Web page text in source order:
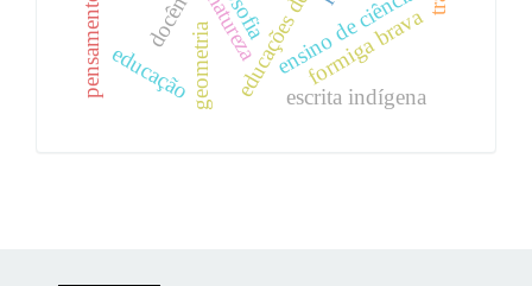
formiga brava
educação ensino de ciências
escrita indígena
natureza
geometria